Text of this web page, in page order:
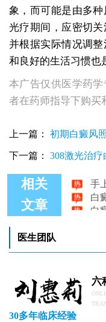
象，而可能是由多
光疗期间，应密切关
并根据实际情况调
和良好的生活习惯也
本广告仅供医学药
者在药师指导下购买
上一篇： 初期白癜风
下一篇： 308激光治
相关
文章
白
白
白癜
医生团队
六
30多年临床经验